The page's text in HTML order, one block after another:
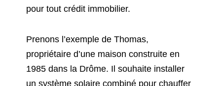
pour tout crédit immobilier.
Prenons l’exemple de Thomas,
propriétaire d’une maison construite en
1985 dans la Drôme. Il souhaite installer
un système solaire combiné pour chauffer